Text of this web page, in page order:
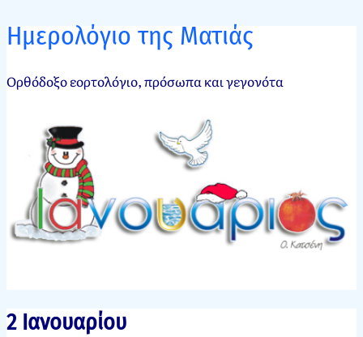
Ημερολόγιο της Ματιάς
Ορθόδοξο εορτολόγιο, πρόσωπα και γεγονότα
2 Ιανουαρίου